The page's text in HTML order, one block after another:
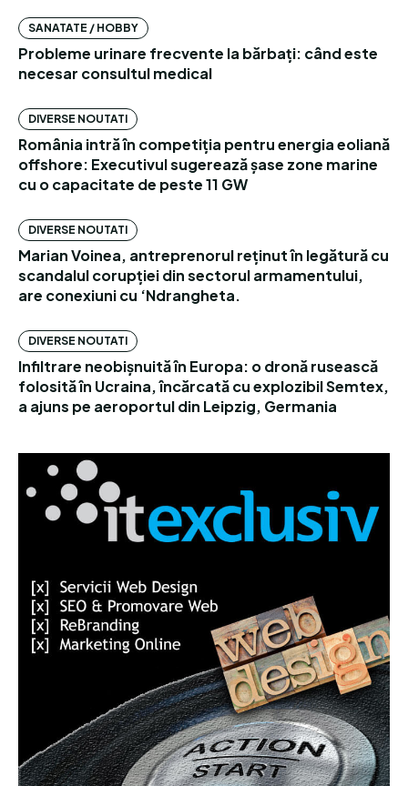
SANATATE / HOBBY
Probleme urinare frecvente la bărbați: când este
necesar consultul medical
DIVERSE NOUTATI
România intră în competiția pentru energia eoliană
offshore: Executivul sugerează șase zone marine
cu o capacitate de peste 11 GW
DIVERSE NOUTATI
Marian Voinea, antreprenorul reținut în legătură cu
scandalul corupției din sectorul armamentului,
are conexiuni cu ‘Ndrangheta.
DIVERSE NOUTATI
Infiltrare neobișnuită în Europa: o dronă rusească
folosită în Ucraina, încărcată cu explozibil Semtex,
a ajuns pe aeroportul din Leipzig, Germania